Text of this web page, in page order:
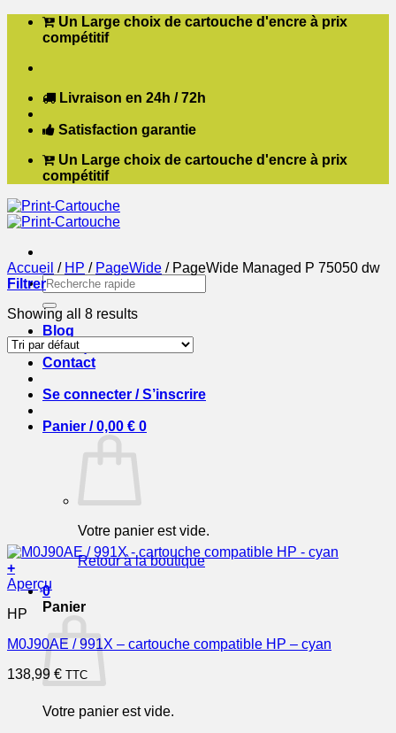
Passer Un Large choix de cartouche d'encre à prix
compétitif
Livraison en 24h / 72h
Satisfaction garantie
Un Large choix de cartouche d'encre à prix
compétitif
Recherche
pour :
Blog
Boutique
Contact
Se connecter / S’inscrire
Panier /0,00 € 0
Votre panier est vide.
Retour à la boutique
0
Panier
Votre panier est vide.
Accueil / HP / PageWide /PageWide Managed P 75050 dw
Filtrer
Showing all 8 results
+
Aperçu
HP
M0J90AE / 991X – cartouche compatible HP – cyan
138,99 € TTC